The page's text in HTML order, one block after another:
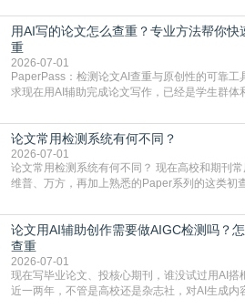
实际情况和大家想的不太一样。AI训练依赖海
内容本质是按照语义概率拼接已有内容，很容
直接引用整段已有内容，所以查重率偏高是
用AI写的论文怎么查重？专业方法帮你
重
2026-07-01
PaperPass：检测论文AI查重与原创性的可靠工
求现在用AI辅助完成论文写作，已经是学生群体
但很多人忽略了，AI生成的内容天生带有重复
含大量已公开的学术内容、网络原创内容，AI输
复片
论文常用检测系统有何不同？
2026-07-01
论文常用检测系统有何不同？ 现在高校和期刊常用的论文查重系统主要是知网、
维普、万方，再加上熟悉的Paper系列的这类初
查数值误导。知网（CNKI）是学校定稿检测的
生联合比对库，能比历届学长论文，硕博用VIP/
库，期刊投稿用AMLMC/SML
论文用AI辅助创作需要做AIGC检测吗？
查重
2026-07-01
现在写毕业论文、投核心期刊，谁没试过用AI搭
近一两年，不管是高校还是杂志社，对AI生成内